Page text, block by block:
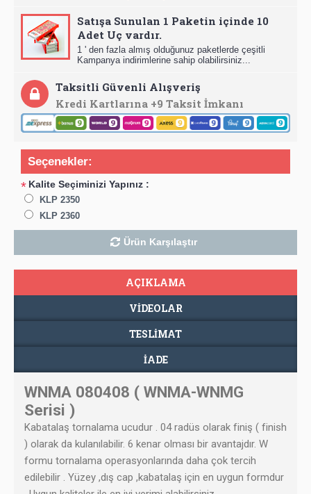
Satışa Sunulan 1 Paketin içinde 10
Adet Uç vardır.
1 ' den fazla almış olduğunuz paketlerde çeşitli
Kampanya indirimlerine sahip olabilirsiniz...
Taksitli Güvenli Alışveriş
Kredi Kartlarına +9 Taksit İmkanı
Seçenekler:
* Kalite Seçiminizi Yapınız :
KLP 2350
KLP 2360
Ürün Karşılaştır
AÇIKLAMA
VIDEOLAR
TESLIMAT
İADE
WNMA 080408 ( WNMA-WNMG
Serisi )
Kabatalaş tornalama ucudur . 04 radüs olarak finiş ( finish
) olarak da kulanılabilir. 6 kenar olması bir avantajdır. W
formu tornalama operasyonlarında daha çok tercih
edilebilir . Yüzey ,dış cap ,kabatalaş için en uygun formdur